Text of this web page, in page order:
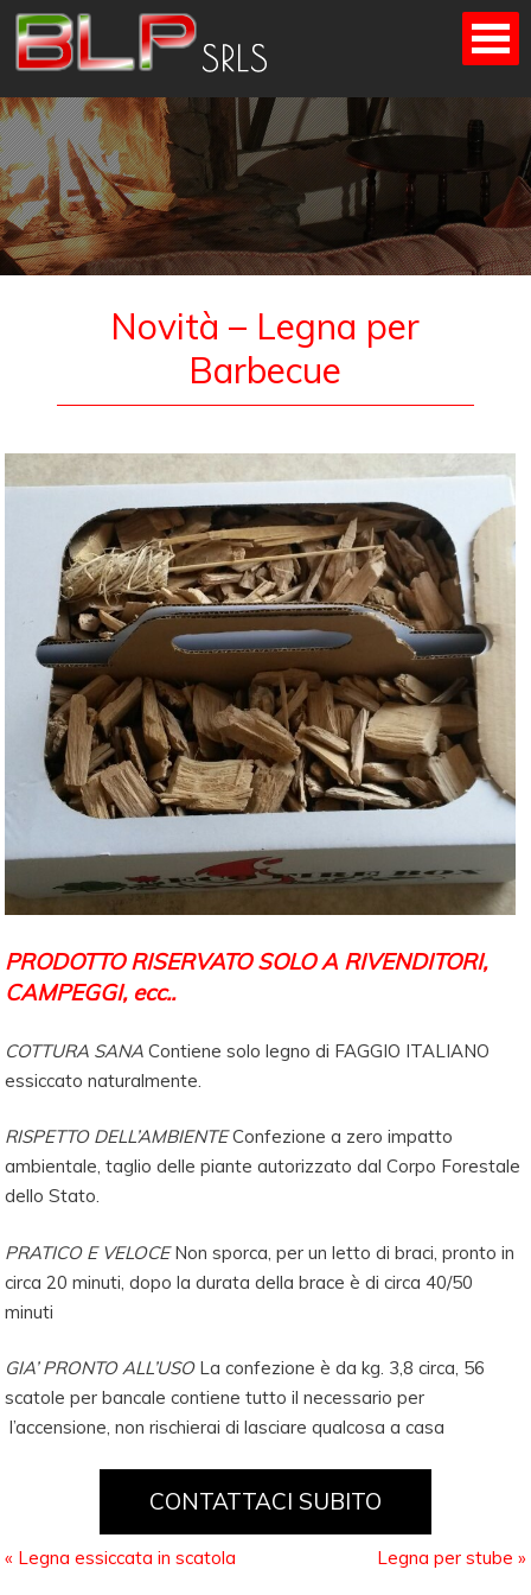
content
Novità – Legna per
Barbecue
PRODOTTO RISERVATO SOLO A RIVENDITORI,
CAMPEGGI, ecc..
COTTURA SANA Contiene solo legno di FAGGIO ITALIANO
essiccato naturalmente.
RISPETTO DELL’AMBIENTEConfezione a zero impatto
ambientale, taglio delle piante autorizzato dal Corpo Forestale
dello Stato.
PRATICO E VELOCENon sporca, per un letto di braci, pronto in
circa 20 minuti, dopo la durata della brace è di circa 40/50
minuti
GIA’ PRONTO ALL’USOLa confezione è da kg. 3,8 circa, 56
scatole per bancale contiene tutto il necessario per
l’accensione, non rischierai di lasciare qualcosa a casa
CONTATTACI SUBITO
« Legna essiccata in scatola Legna per stube »